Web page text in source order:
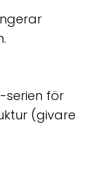
serien för
(givare